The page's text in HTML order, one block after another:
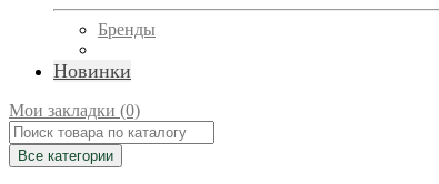
Бренды
Новинки
Мои закладки (0)
Все категории